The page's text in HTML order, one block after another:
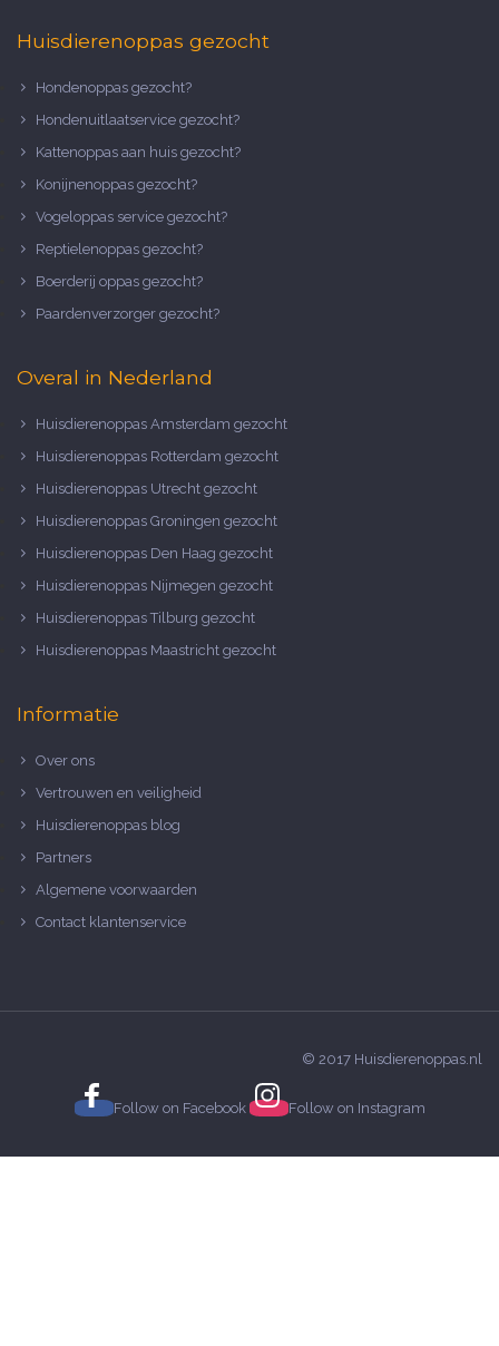
Huisdierenoppas gezocht
Hondenoppas gezocht?
Hondenuitlaatservice gezocht?
Kattenoppas aan huis gezocht?
Konijnenoppas gezocht?
Vogeloppas service gezocht?
Reptielenoppas gezocht?
Boerderij oppas gezocht?
Paardenverzorger gezocht?
Overal in Nederland
Huisdierenoppas Amsterdam gezocht
Huisdierenoppas Rotterdam gezocht
Huisdierenoppas Utrecht gezocht
Huisdierenoppas Groningen gezocht
Huisdierenoppas Den Haag gezocht
Huisdierenoppas Nijmegen gezocht
Huisdierenoppas Tilburg gezocht
Huisdierenoppas Maastricht gezocht
Informatie
Over ons
Vertrouwen en veiligheid
Huisdierenoppas blog
Partners
Algemene voorwaarden
Contact klantenservice
© 2017 Huisdierenoppas.nl
Follow on Facebook Follow on Instagram